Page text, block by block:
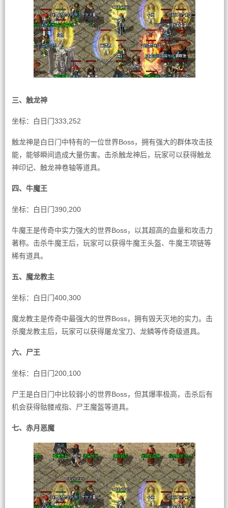
三、触龙神
坐标：白日门333,252
触龙神是白日门中特有的一位世界Boss，拥有强大的群体攻击技
能，能够瞬间造成大量伤害。击杀触龙神后，玩家可以获得触龙
神印记、触龙神卷轴等道具。
四、牛魔王
坐标：白日门390,200
牛魔王是传奇中实力强大的世界Boss，以其超高的血量和攻击力
著称。击杀牛魔王后，玩家可以获得牛魔王头盔、牛魔王项链等
稀有道具。
五、魔龙教主
坐标：白日门400,300
魔龙教主是传奇中最强大的世界Boss，拥有毁天灭地的实力。击
杀魔龙教主后，玩家可以获得屠龙宝刀、龙鳞等传奇级道具。
六、尸王
坐标：白日门200,100
尸王是白日门中比较弱小的世界Boss，但其爆率极高，击杀后有
机会获得骷髅戒指、尸王魔盔等道具。
七、赤月恶魔